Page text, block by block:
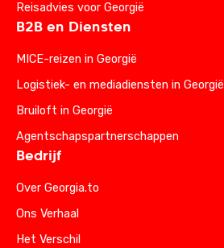
Reisadvies voor Georgië
B2B en Diensten
MICE-reizen in Georgië
Logistiek- en mediadiensten in Georgië
Bruiloft in Georgië
Agentschapspartnerschappen
Bedrijf
Over Georgia.to
Ons Verhaal
Het Verschil